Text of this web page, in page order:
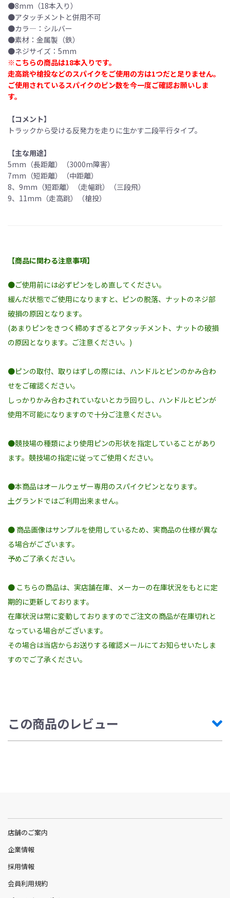
●8mm（18本入り）
●アタッチメントと併用不可
●カラ―：シルバー
●素材：金属製（鉄）
●ネジサイズ：5mm
※こちらの商品は18本入りです。
走高跳や槍投などのスパイクをご使用の方は1つだと足りません。
ご使用されているスパイクのピン数を今一度ご確認お願いしま
す。
【コメント】
トラックから受ける反発力を走りに生かす二段平行タイプ。
【主な用途】
5mm（長距離）（3000m障害）
7mm（短距離）（中距離）
8、9mm（短距離）（走幅跳）（三段飛）
9、11mm（走高跳）（槍投）
【商品に関わる注意事項】
●ご使用前には必ずピンをしめ直してください。
緩んだ状態でご使用になりますと、ピンの脱落、ナットのネジ部
破損の原因となります。
(あまりピンをきつく締めすぎるとアタッチメント、ナットの破損
の原因となります。ご注意ください。)
●ピンの取付、取りはずしの際には、ハンドルとピンのかみ合わ
せをご確認ください。
しっかりかみ合わされていないとカラ回りし、ハンドルとピンが
使用不可能になりますので十分ご注意ください。
●競技場の種類により使用ピンの形状を指定していることがあり
ます。競技場の指定に従ってご使用ください。
●本商品はオールウェザー専用のスパイクピンとなります。
土グランドではご利用出来ません。
● 商品画像はサンプルを使用しているため、実商品の仕様が異な
る場合がございます。
予めご了承ください。
● こちらの商品は、実店舗在庫、メーカーの在庫状況をもとに定
期的に更新しております。
在庫状況は常に変動しておりますのでご注文の商品が在庫切れと
なっている場合がございます。
その場合は当店からお送りする確認メールにてお知らせいたしま
すのでご了承ください。
この商品のレビュー
店舗のご案内
企業情報
採用情報
会員利用規約